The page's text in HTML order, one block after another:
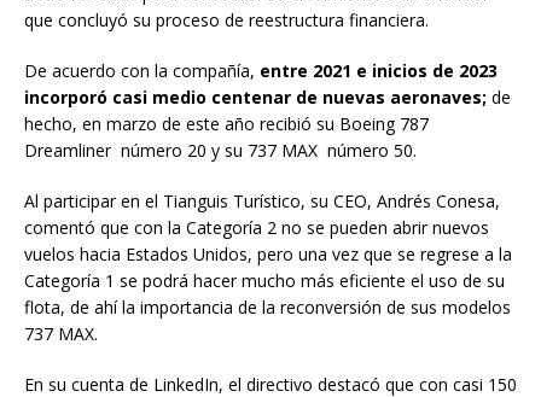
que concluyó su proceso de reestructura financiera.
De acuerdo con la compañía, entre 2021 e inicios de 2023
incorporó casi medio centenar de nuevas aeronaves; de
hecho, en marzo de este año recibió su Boeing 787
Dreamliner número 20 y su 737 MAX número 50.
Al participar en el Tianguis Turístico, su CEO, Andrés Conesa,
comentó que con la Categoría 2 no se pueden abrir nuevos
vuelos hacia Estados Unidos, pero una vez que se regrese a la
Categoría 1 se podrá hacer mucho más eficiente el uso de su
flota, de ahí la importancia de la reconversión de sus modelos
737 MAX.
En su cuenta de LinkedIn, el directivo destacó que con casi 150